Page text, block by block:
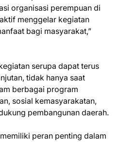
organisasi perempuan di
menggelar kegiatan
bagi masyarakat,”
serupa dapat terus
tidak hanya saat
berbagai program
sosial kemasyarakatan,
pembangunan daerah.
peran penting dalam